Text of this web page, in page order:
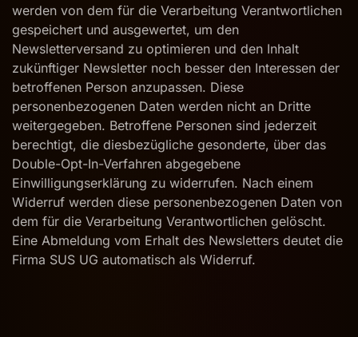
werden von dem für die Verarbeitung Verantwortlichen
gespeichert und ausgewertet, um den
Newsletterversand zu optimieren und den Inhalt
zukünftiger Newsletter noch besser den Interessen der
betroffenen Person anzupassen. Diese
personenbezogenen Daten werden nicht an Dritte
weitergegeben. Betroffene Personen sind jederzeit
berechtigt, die diesbezügliche gesonderte, über das
Double-Opt-In-Verfahren abgegebene
Einwilligungserklärung zu widerrufen. Nach einem
Widerruf werden diese personenbezogenen Daten von
dem für die Verarbeitung Verantwortlichen gelöscht.
Eine Abmeldung vom Erhalt des Newsletters deutet die
Firma SUS UG automatisch als Widerruf.